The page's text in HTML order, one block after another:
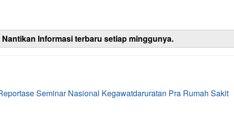
Informasi terbaru setiap minggunya.
Seminar Nasional Kegawatdaruratan Pra Rumah Sakit